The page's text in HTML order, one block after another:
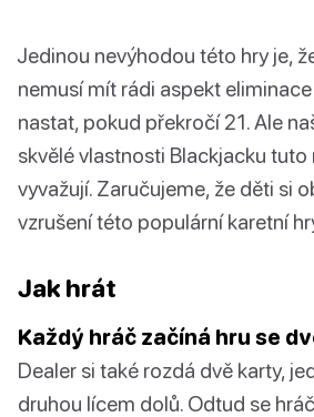
Jedinou nevýhodou této hry je,
nemusí mít rádi aspekt
nastat, pokud překročí 21. Ale
skvělé vlastnosti Blackjacku
vyvažují. Zaručujeme, že děti si
vzrušení této populární karetní
Jak hrát
Každý hráč začíná hru se
Dealer si také rozdá dvě karty,
druhou lícem dolů. Odtud se